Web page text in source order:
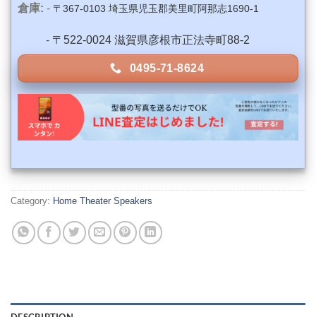
倉庫: - 〒367-0103 埼玉県児玉郡美里町阿那志1690-1
- 〒522-0024 滋賀県彦根市正法寺町88-2
0495-71-8624
Category: Home Theater Speakers